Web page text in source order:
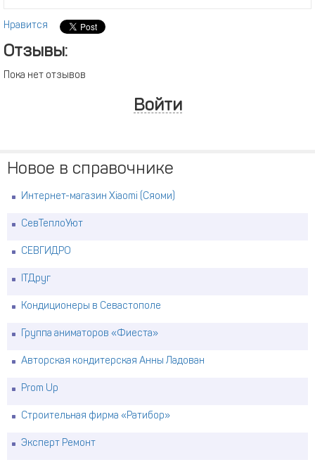
Нравится
Отзывы:
Пока нет отзывов
Войти
Новое в справочнике
Интернет-магазин Xiaomi (Сяоми)
СевТеплоУют
СЕВГИДРО
ITДруг
Кондиционеры в Севастополе
Группа аниматоров «Фиеста»
Авторская кондитерская Анны Ладован
Prom Up
Строительная фирма «Ратибор»
Эксперт Ремонт